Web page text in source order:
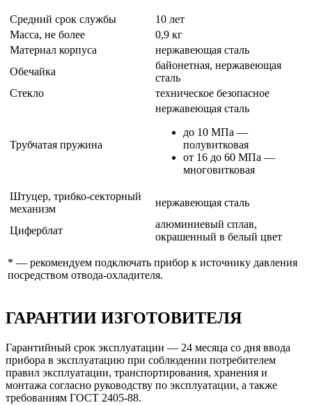
Средний срок службы
10 лет
Масса, не более
0,9 кг
Материал корпуса
нержавеющая сталь
Обечайка
байонетная, нержавеющая
сталь
Стекло
техническое безопасное
Трубчатая пружина
нержавеющая сталь
до 10 МПа —
полувитковая
от 16 до 60 МПа —
многовитковая
Штуцер, трибко-секторный
механизм
нержавеющая сталь
Циферблат
алюминиевый сплав,
окрашенный в белый цвет
* — рекомендуем подключать прибор к источнику давления
посредством отвода-охладителя.
ГАРАНТИИ ИЗГОТОВИТЕЛЯ
Гарантийный срок эксплуатации — 24 месяца со дня ввода
прибора в эксплуатацию при соблюдении потребителем
правил эксплуатации, транспортирования, хранения и
монтажа согласно руководству по эксплуатации, а также
требованиям ГОСТ 2405-88.